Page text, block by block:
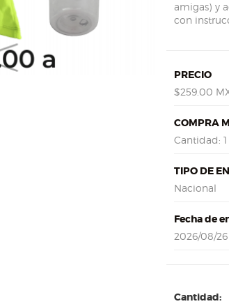
amigas) y
con
PRECIO
$259.00
COMPRA
Cantidad: 1
TIPO DE
Nacional
Fecha de
2026/08/26
Cantidad: